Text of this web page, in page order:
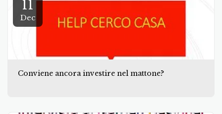
11
Dec
Conviene ancora investire nel mattone?